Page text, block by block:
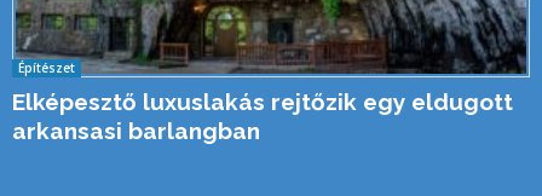
Építészet
Elképesztő luxuslakás rejtőzik egy eldugott
arkansasi barlangban